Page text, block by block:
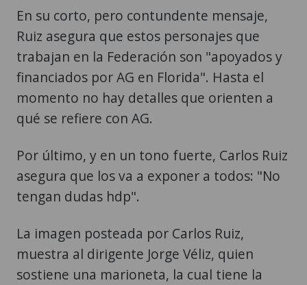
En su corto, pero contundente mensaje,
Ruiz asegura que estos personajes que
trabajan en la Federación son "apoyados y
financiados por AG en Florida". Hasta el
momento no hay detalles que orienten a
qué se refiere con AG.
Por último, y en un tono fuerte, Carlos Ruiz
asegura que los va a exponer a todos: "No
tengan dudas hdp".
La imagen posteada por Carlos Ruiz,
muestra al dirigente Jorge Véliz, quien
sostiene una marioneta, la cual tiene la